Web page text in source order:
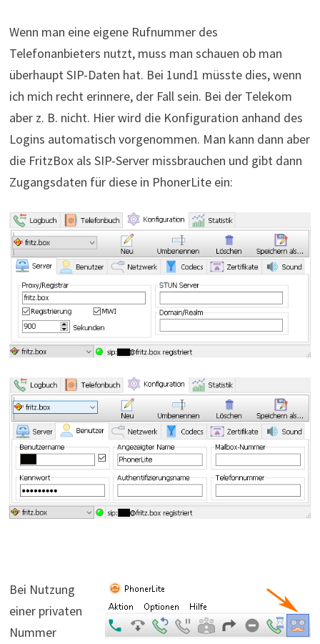
Wenn man eine eigene Rufnummer des
Telefonanbieters nutzt, muss man schauen ob man
überhaupt SIP-Daten hat. Bei 1und1 müsste dies, wenn
ich mich recht erinnere, der Fall sein. Bei der Telekom
aber z. B. nicht. Hier wird die Konfiguration anhand des
Logins automatisch vorgenommen. Man kann dann aber
die FritzBox als SIP-Server missbrauchen und gibt dann
Zugangsdaten für diese in PhonerLite ein:
Bei Nutzung
einer privaten
Nummer